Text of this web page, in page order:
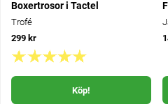
Boxertrosor i Tactel
Trofé
299 kr
Köp!